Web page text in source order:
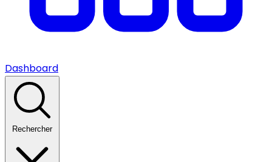
Dashboard
Rechercher